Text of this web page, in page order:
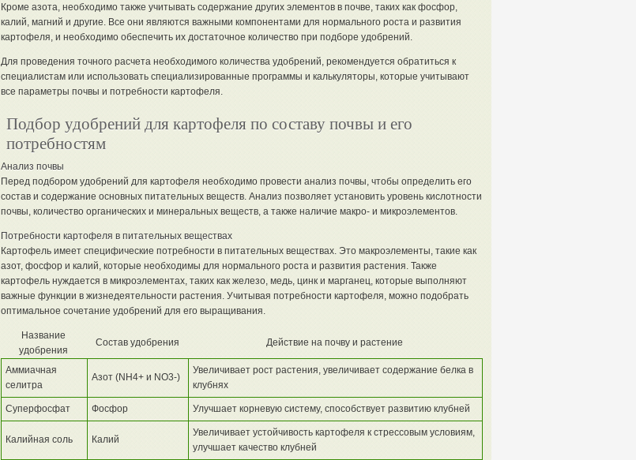
Кроме азота, необходимо также учитывать содержание других элементов в почве, таких как фосфор,
калий, магний и другие. Все они являются важными компонентами для нормального роста и развития
картофеля, и необходимо обеспечить их достаточное количество при подборе удобрений.
Для проведения точного расчета необходимого количества удобрений, рекомендуется обратиться к
специалистам или использовать специализированные программы и калькуляторы, которые учитывают
все параметры почвы и потребности картофеля.
Подбор удобрений для картофеля по составу почвы и его
потребностям
Анализ почвы
Перед подбором удобрений для картофеля необходимо провести анализ почвы, чтобы определить его
состав и содержание основных питательных веществ. Анализ позволяет установить уровень кислотности
почвы, количество органических и минеральных веществ, а также наличие макро- и микроэлементов.
Потребности картофеля в питательных веществах
Картофель имеет специфические потребности в питательных веществах. Это макроэлементы, такие как
азот, фосфор и калий, которые необходимы для нормального роста и развития растения. Также
картофель нуждается в микроэлементах, таких как железо, медь, цинк и марганец, которые выполняют
важные функции в жизнедеятельности растения. Учитывая потребности картофеля, можно подобрать
оптимальное сочетание удобрений для его выращивания.
Название
удобрения
Состав удобрения Действие на почву и растение
Аммиачная
селитра
Азот (NH4+ и NO3-)
Увеличивает рост растения, увеличивает содержание белка в
клубнях
Суперфосфат Фосфор Улучшает корневую систему, способствует развитию клубней
Калийная соль Калий
Увеличивает устойчивость картофеля к стрессовым условиям,
улучшает качество клубней